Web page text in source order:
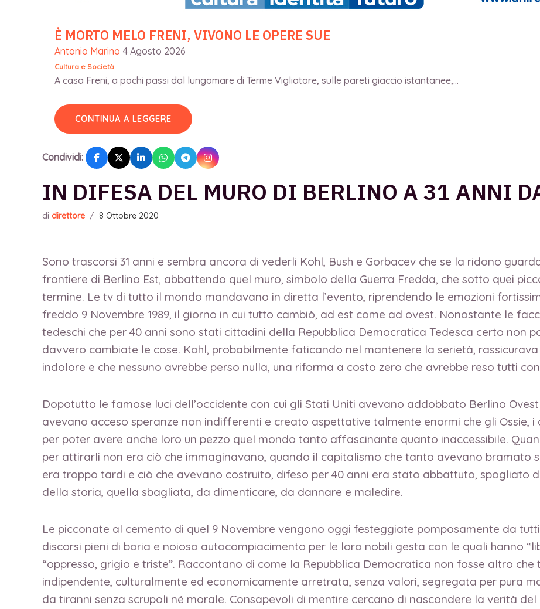
È MORTO MELO FRENI, VIVONO LE OPERE SUE
Antonio Marino 4 Agosto 2026
Cultura e Società
A casa Freni, a pochi passi dal lungomare di Terme Vigliatore, sulle pareti giaccio istantanee,...
CONTINUA A LEGGERE
Condividi:
IN DIFESA DEL MURO DI BERLINO A 31 ANNI
di direttore / 8 Ottobre 2020
Sono trascorsi 31 anni e sembra ancora di vederli Kohl, Bush e Gorbacev che se la ridono
frontiere di Berlino Est, abbattendo quel muro, simbolo della Guerra Fredda, che sotto quei
termine. Le tv di tutto il mondo mandavano in diretta l’evento, riprendendo le emozioni
freddo 9 Novembre 1989, il giorno in cui tutto cambiò, ad est come ad ovest. Nonostante le
tedeschi che per 40 anni sono stati cittadini della Repubblica Democratica Tedesca certo non
davvero cambiate le cose. Kohl, probabilmente faticando nel mantenere la serietà,
indolore e che nessuno avrebbe perso nulla, una riforma a costo zero che avrebbe reso tutti
Dopotutto le famose luci dell’occidente con cui gli Stati Uniti avevano addobbato Berlino
avevano acceso speranze non indifferenti e creato aspettative talmente enormi che gli Ossie, i
per poter avere anche loro un pezzo quel mondo tanto affascinante quanto inaccessibile.
per attirarli non era ciò che immaginavano, quando il capitalismo che tanto avevano bramato
era troppo tardi e ciò che avevano costruito, difeso per 40 anni era stato abbattuto, spogliato
della storia, quella sbagliata, da dimenticare, da dannare e maledire.
Le picconate al cemento di quel 9 Novembre vengono oggi festeggiate pomposamente da
discorsi pieni di boria e noioso autocompiacimento per le loro nobili gesta con le quali hanno
“oppresso, grigio e triste”. Raccontano di come la Repubblica Democratica non fosse altro
indipendente, culturalmente ed economicamente arretrata, senza valori, segregata per pura
da tiranni senza scrupoli né morale. Consapevoli di mentire cercano di nascondere la verità